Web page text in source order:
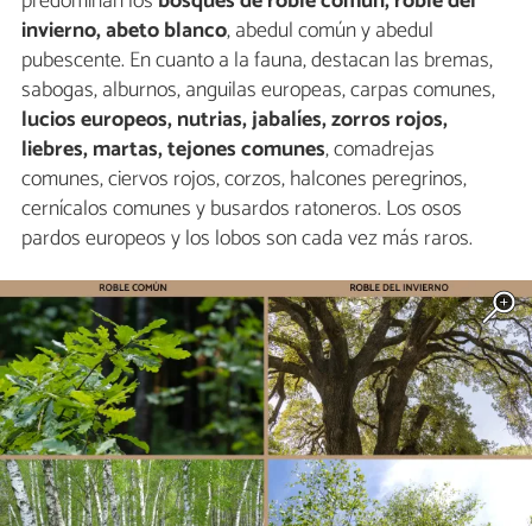
invierno, abeto blanco, abedul común y abedul
pubescente. En cuanto a la fauna, destacan las bremas,
sabogas, alburnos, anguilas europeas, carpas comunes,
lucios europeos, nutrias, jabalíes, zorros rojos,
liebres, martas, tejones comunes, comadrejas
comunes, ciervos rojos, corzos, halcones peregrinos,
cernícalos comunes y busardos ratoneros. Los osos
pardos europeos y los lobos son cada vez más raros.